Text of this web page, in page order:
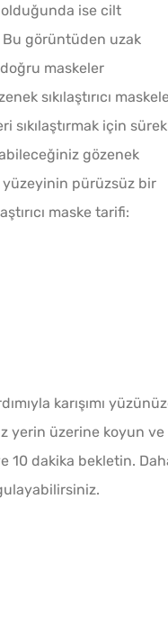
ise cilt
görüntüden uzak
doğru maskeler
sıkılaştırıcı
sıkılaştırmak için
gözenek
yüzeyinin pürüzsüz bir
maske tarifi:
karışımı
yerin üzerine koyun ve
10 dakika bekletin.